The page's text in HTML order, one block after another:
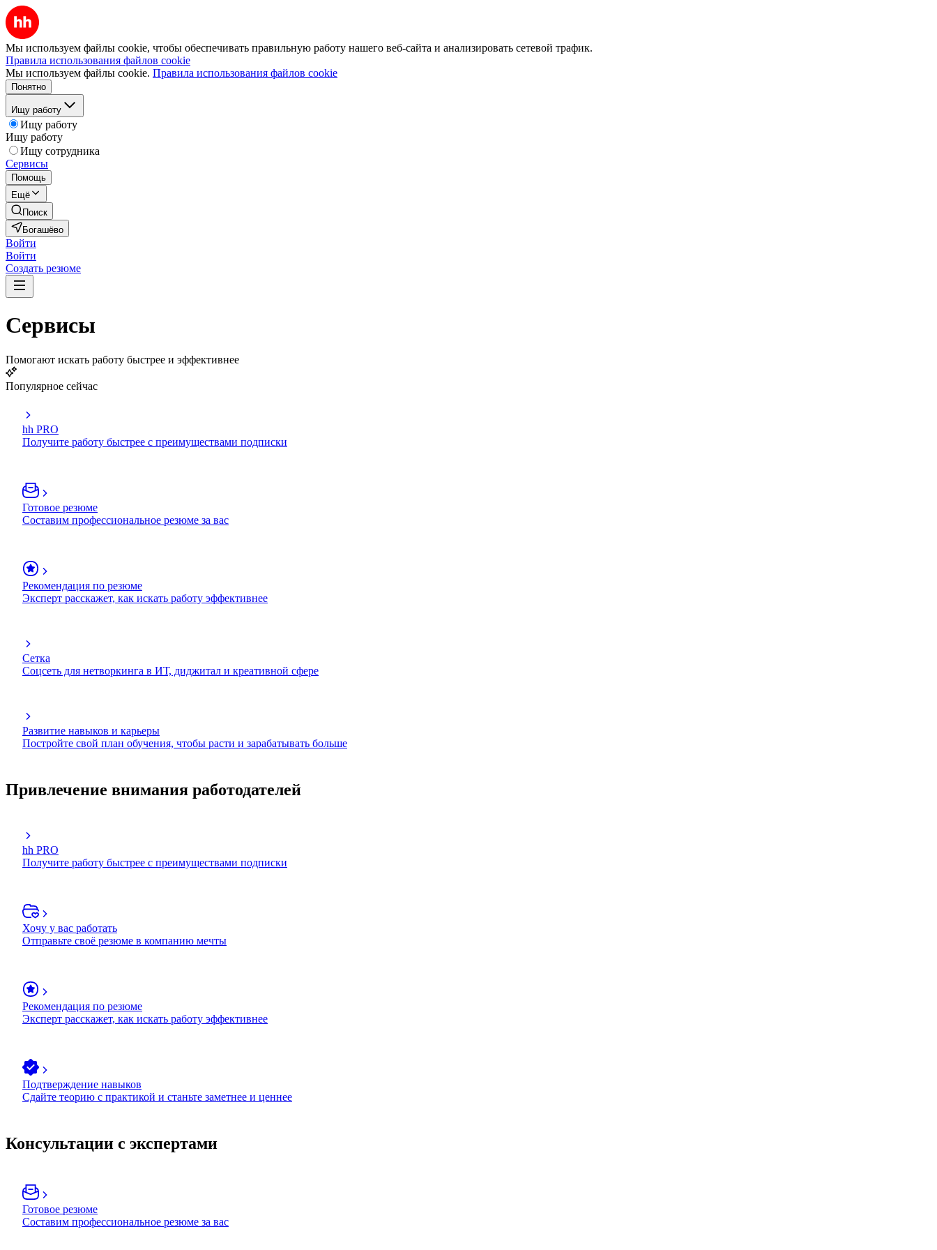
Мы используем файлы cookie, чтобы обеспечивать правильную работу нашего веб-сайта и анализировать сетевой трафик.
Правила использования файлов cookie
Мы используем файлы cookie. Правила использования файлов cookie
Понятно
Ищу работу
Ищу работу
Ищу работу
Ищу сотрудника
Сервисы
Помощь
Ещё
Поиск
Богашёво
Войти
Войти
Создать резюме
Сервисы
Помогают искать работу быстрее и эффективнее
Популярное сейчас
hh PRO
Получите работу быстрее с преимуществами подписки
Готовое резюме
Составим профессиональное резюме за вас
Рекомендация по резюме
Эксперт расскажет, как искать работу эффективнее
Сетка
Соцсеть для нетворкинга в ИТ, диджитал и креативной сфере
Развитие навыков и карьеры
Постройте свой план обучения, чтобы расти и зарабатывать больше
Привлечение внимания работодателей
hh PRO
Получите работу быстрее с преимуществами подписки
Хочу у вас работать
Отправьте своё резюме в компанию мечты
Рекомендация по резюме
Эксперт расскажет, как искать работу эффективнее
Подтверждение навыков
Сдайте теорию с практикой и станьте заметнее и ценнее
Консультации с экспертами
Готовое резюме
Составим профессиональное резюме за вас